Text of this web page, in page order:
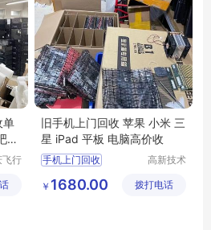
单
电
飞行
旧手机上门回收 苹果 小米 三
星 iPad 平板 电脑高价收
手机上门回收
华为回收
高新技术
区良驹电
￥ 1680.00 拨打电话